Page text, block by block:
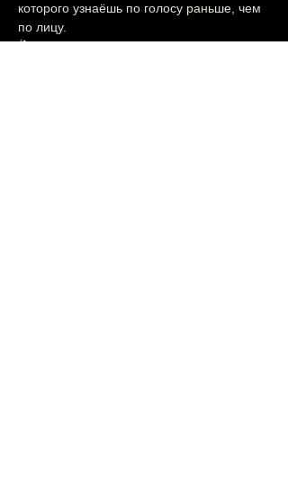
которого узнаёшь по голосу раньше, чем
по лицу.
🕺 Николай Козловский — мастер